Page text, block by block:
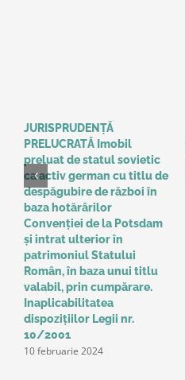
JURISPRUDENȚĂ
PRELUCRATĂ Imobil
preluat de statul sovietic
ca activ german cu titlu de
despăgubire de război în
baza hotărârilor
Convenţiei de la Potsdam
și intrat ulterior în
patrimoniul Statului
Român, în baza unui titlu
valabil, prin cumpărare.
Inaplicabilitatea
dispozițiilor Legii nr.
10/2001
10 februarie 2024